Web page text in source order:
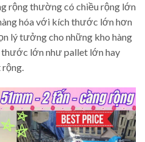
rộng thường có chiều rộng lớn
hóa với kích thước lớn hơn
lý tưởng cho những kho hàng
thước lớn như pallet lớn hay
rộng.